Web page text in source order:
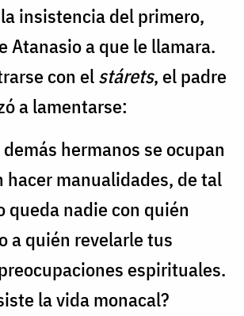
insistencia del primero,
Atanasio a que le llamara.
con elstárets, el padre
a lamentarse:
hermanos se ocupan
hacer manualidades, de tal
queda nadie con quién
a quién revelarle tus
espirituales.
la vida monacal?